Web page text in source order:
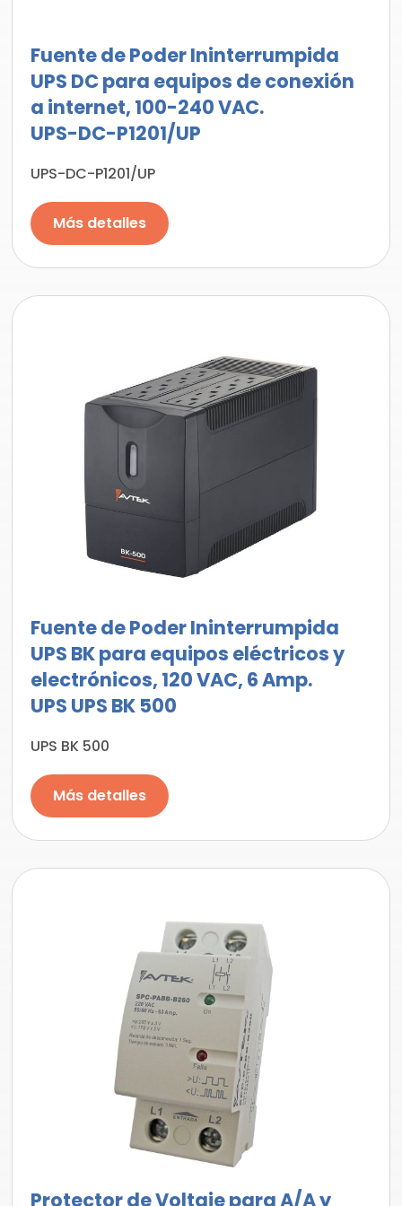
Fuente de Poder Ininterrumpida
UPS DC para equipos de conexión
a internet, 100-240 VAC.
UPS-DC-P1201/UP
UPS-DC-P1201/UP
Más detalles
Fuente de Poder Ininterrumpida
UPS BK para equipos eléctricos y
electrónicos, 120 VAC, 6 Amp.
UPS UPS BK 500
UPS BK 500
Más detalles
Protector de Voltaje para A/A y